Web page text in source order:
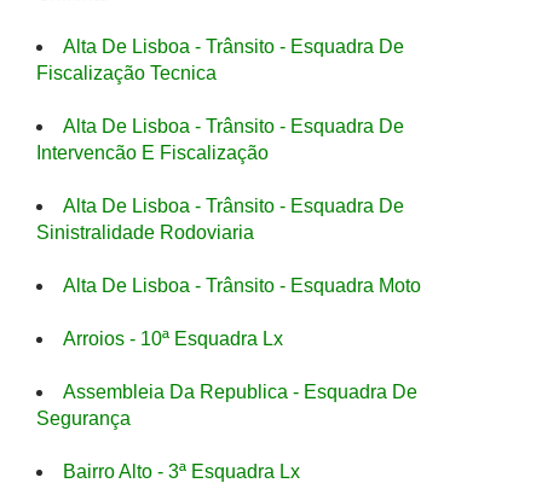
Alta De Lisboa - Trânsito - Esquadra De
Fiscalização Tecnica
Alta De Lisboa - Trânsito - Esquadra De
Intervencão E Fiscalização
Alta De Lisboa - Trânsito - Esquadra De
Sinistralidade Rodoviaria
Alta De Lisboa - Trânsito - Esquadra Moto
Arroios - 10ª Esquadra Lx
Assembleia Da Republica - Esquadra De
Segurança
Bairro Alto - 3ª Esquadra Lx